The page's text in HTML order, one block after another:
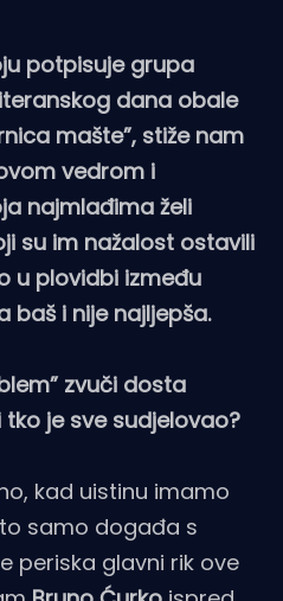
potpisuje grupa
dana obale
mašte”, stiže nam
vedrom i
najmlađima želi
su im nažalost ostavili
u plovidbi između
baš i nije najljepša.
zvuči dosta
je sve sudjelovao?
kad uistinu imamo
samo događa s
periska glavni rik ove